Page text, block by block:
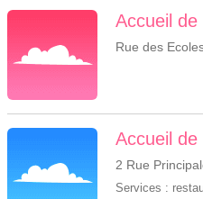
Accueil
Rue des
Accueil
2 Rue
Services :